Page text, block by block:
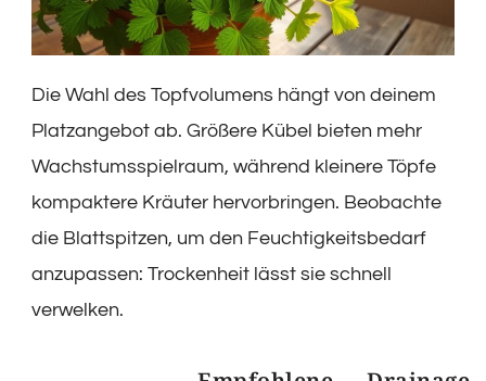
Die Wahl des Topfvolumens hängt von deinem
Platzangebot ab. Größere Kübel bieten mehr
Wachstumsspielraum, während kleinere Töpfe
kompaktere Kräuter hervorbringen. Beobachte
die Blattspitzen, um den Feuchtigkeitsbedarf
anzupassen: Trockenheit lässt sie schnell
verwelken.